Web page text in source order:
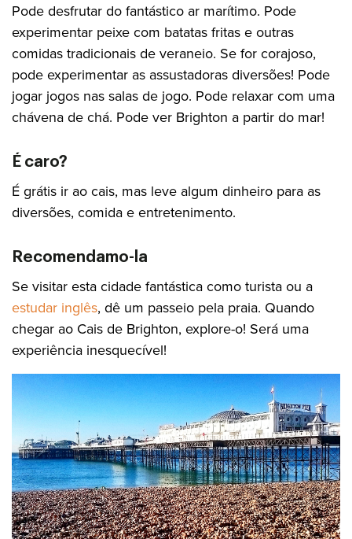
Pode desfrutar do fantástico ar marítimo. Pode
experimentar peixe com batatas fritas e outras
comidas tradicionais de veraneio. Se for corajoso,
pode experimentar as assustadoras diversões! Pode
jogar jogos nas salas de jogo. Pode relaxar com uma
chávena de chá. Pode ver Brighton a partir do mar!
É caro?
É grátis ir ao cais, mas leve algum dinheiro para as
diversões, comida e entretenimento.
Recomendamo-la
Se visitar esta cidade fantástica como turista ou a
estudar inglês, dê um passeio pela praia. Quando
chegar ao Cais de Brighton, explore-o! Será uma
experiência inesquecível!